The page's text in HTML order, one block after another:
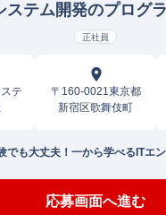
ステム開発のプログ
正社員
テ
〒160-0021東京都
新宿区歌舞伎町
でも大丈夫！一から学べるITエ
応募画面へ進む